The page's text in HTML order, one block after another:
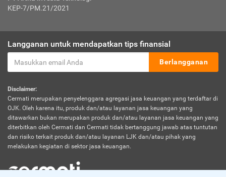
KEP-7/PM.21/2021
Langganan untuk mendapatkan tips finansial
Berlangganan
Disclaimer:
Cermati merupakan penyelenggara agregasi jasa keuangan yang terdaftar di
OJK. Oleh karena itu, produk dan/atau layanan jasa keuangan yang
ditawarkan bukan merupakan produk dan/atau layanan jasa keuangan yang
diterbitkan oleh Cermati dan Cermati tidak bertanggung jawab atas tuntutan
dan risiko terkait produk dan/atau layanan LJK dan/atau pihak yang
melakukan kegiatan di sektor jasa keuangan.